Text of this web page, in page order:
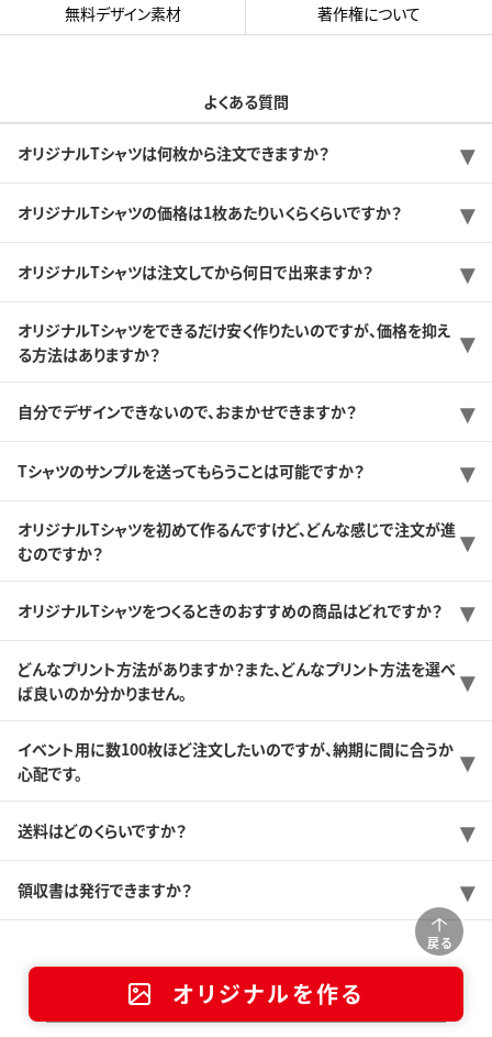
戻る
オリジナルを作る
無料デザイン素材
著作権について
よくある質問
オリジナルTシャツは何枚から注文できますか？
オリジナルTシャツの価格は1枚あたりいくらくらいですか？
オリジナルTシャツは注文してから何日で出来ますか？
オリジナルTシャツをできるだけ安く作りたいのですが、価格を抑え
る方法はありますか？
自分でデザインできないので、おまかせできますか？
Tシャツのサンプルを送ってもらうことは可能ですか？
オリジナルTシャツを初めて作るんですけど、どんな感じで注文が進
むのですか？
オリジナルTシャツをつくるときのおすすめの商品はどれですか？
どんなプリント方法がありますか？また、どんなプリント方法を選べ
ば良いのか分かりません。
イベント用に数100枚ほど注文したいのですが、納期に間に合うか
心配です。
送料はどのくらいですか？
領収書は発行できますか？
店舗一覧